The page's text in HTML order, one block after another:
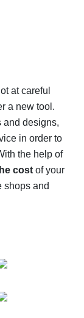
AliExpress
is
to find it
- let's
at careful
a new tool.
and designs,
in order to
the help of
costof your
shops and